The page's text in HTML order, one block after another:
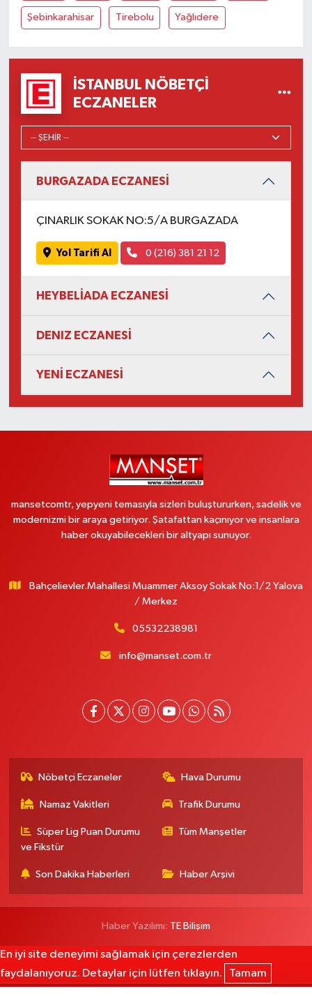
Şebinkarahisar Tirebolu Yağlıdere
İSTANBUL NÖBETÇI
ECZANELER
BURGAZADA ECZANESİ
ÇINARLIK SOKAK NO:5/A BURGAZADA
Yol Tarifi Al 0 (216) 381 21 12
HEYBELİADA ECZANESİ
DENIZ ECZANESİ
YENİ ECZANESİ
mansetcomtr, yepyeni temasıyla sizleri buluştururken, sadelik ve
modernizmi bir araya getiriyor. Şatafattan kaçınıyor ve insanlara
haber okuyabilecekleri bir altyapı sunuyor.
Bahçelievler.Mahallesi Muammer Aksoy Sokak No:1/2 Yalova
/ Merkez
05532238981
info@manset.com.tr
Nöbetçi Eczaneler Hava Durumu
Namaz Vakitleri Trafik Durumu
Süper Lig Puan Durumu
ve Fikstür
Tüm Manşetler
Son Dakika Haberleri Haber Arşivi
Haber Yazılımı: TE Bilişim
En iyi site deneyimi sağlamak için çerezlerden
faydalanıyoruz. Detaylar için lütfen tıklayın.
Tamam